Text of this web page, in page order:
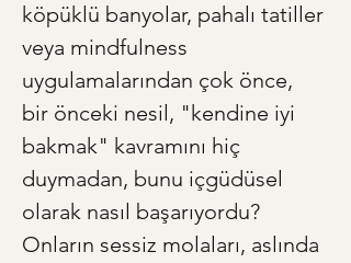
köpüklü banyolar, pahalı tatiller
veya mindfulness
uygulamalarından çok önce,
bir önceki nesil, "kendine iyi
bakmak" kavramını hiç
duymadan, bunu içgüdüsel
olarak nasıl başarıyordu?
Onların sessiz molaları, aslında